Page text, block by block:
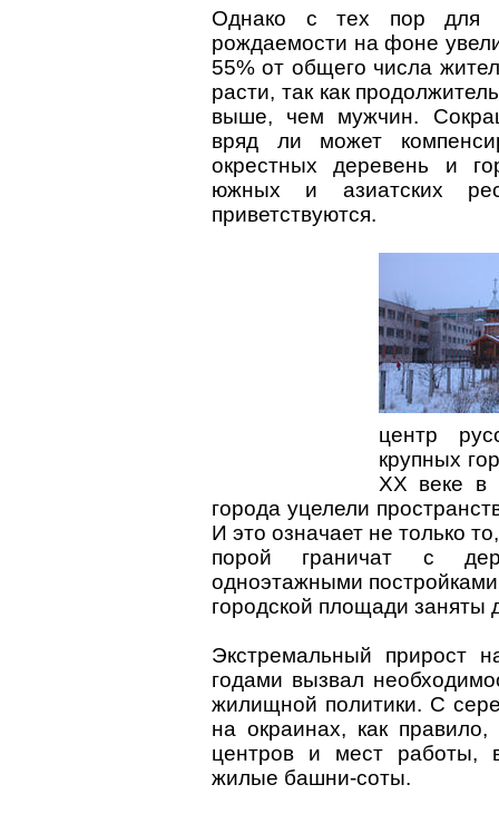
Однако с тех пор для
рождаемости на фоне
55% от общего числа
расти, так как
выше, чем мужчин.
вряд ли может
окрестных деревень и
южных и азиатских
приветствуются.
центр
крупных
XX веке в
города уцелели
И это означает не только
порой граничат с
одноэтажными
городской площади заняты
Экстремальный прирост
годами вызвал
жилищной политики. С
на окраинах, как
центров и мест работы,
жилые башни-соты.